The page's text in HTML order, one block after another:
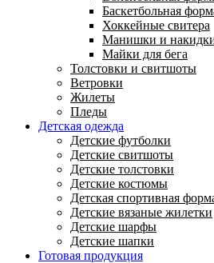
Баскетбольная
Хоккейные свитера
Манишки и
Майки для бега
Толстовки и свитшоты
Ветровки
Жилеты
Пледы
Детская одежда
Детские футболки
Детские свитшоты
Детские толстовки
Детские костюмы
Детская спортивная
Детские вязаные жилетки
Детские шарфы
Детские шапки
Готовая продукция